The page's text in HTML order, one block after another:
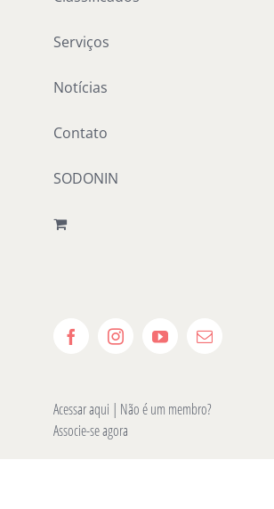
Serviços
Notícias
Contato
SODONIN
FacebookInstagramYouTube
E-
Acessar aqui | Não é um membro?
Associe-se agora